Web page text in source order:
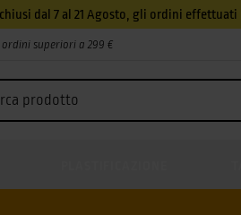
dal 7 al 21 Agosto, gli ordini
superiori a 299 €